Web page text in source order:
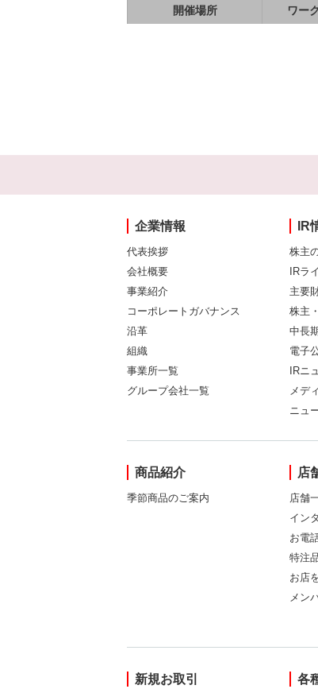
開催場所 ワー
企業情報
代表挨拶
会社概要
事業紹介
コーポレートガバナンス
沿革
組織
事業所一覧
グループ会社一覧
IR
株主
IRラ
主要
株主
中長
電子
IRニ
メデ
ニュ
商品紹介
季節商品のご案内
店
店舗
イン
お電
特注
お店
メン
新規お取引 各